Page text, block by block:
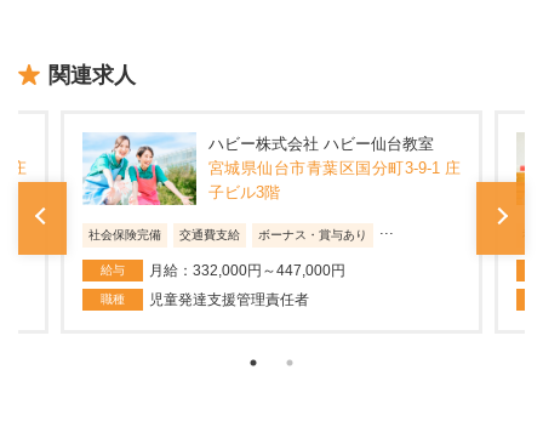
関連求人
庄
ハビー株式会社 ハビー仙台教室
宮城県仙台市青葉区国分町3-9-1 庄
子ビル3階
社会保険完備 交通費支給 ボーナス・賞与あり
給与 月給：332,000円～447,000円
職種 児童発達支援管理責任者